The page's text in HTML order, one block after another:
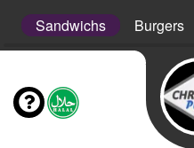
Sandwichs Burgers